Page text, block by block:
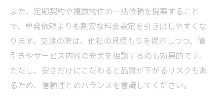
また、定期契約や複数物件の一括依頼を提案すること
で、単発依頼よりも割安な料金設定を引き出しやすくな
ります。交渉の際は、他社の見積もりを提示しつつ、値
引きやサービス内容の充実を相談するのも効果的です。
ただし、安さだけにこだわると品質が下がるリスクもあ
るため、信頼性とのバランスを意識してください。